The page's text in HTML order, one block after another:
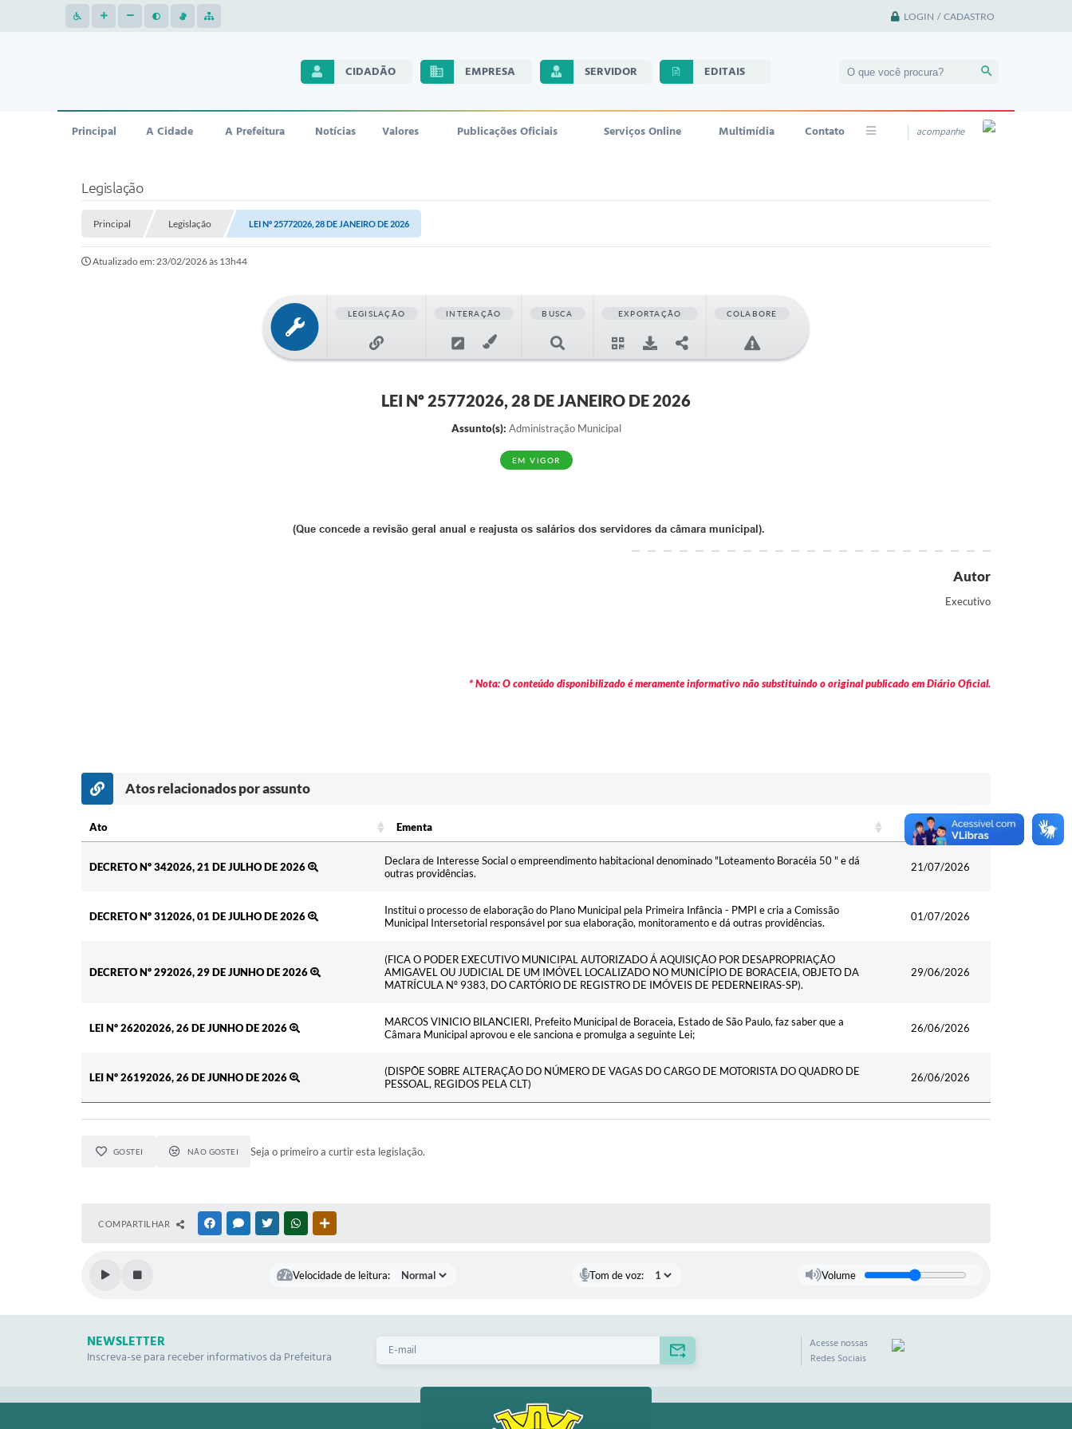
LOGIN / CADASTRO
CIDADÃO EMPRESA SERVIDOR EDITAIS
Principal A Cidade A Prefeitura Notícias Valores Publicações Oficiais Serviços Online Multimídia Contato acompanhe
Legislação
Principal Legislação LEI Nº 25772026, 28 DE JANEIRO DE 2026
Atualizado em: 23/02/2026 às 13h44
LEGISLAÇÃO INTERAÇÃO BUSCA EXPORTAÇÃO COLABORE
LEI Nº 25772026, 28 DE JANEIRO DE 2026
Assunto(s): Administração Municipal
EM VIGOR
(Que concede a revisão geral anual e reajusta os salários dos servidores da câmara municipal).
Autor
Executivo
* Nota: O conteúdo disponibilizado é meramente informativo não substituindo o original publicado em Diário Oficial.
Atos relacionados por assunto
Ato Ementa
Data
Data
DECRETO Nº 342026, 21 DE JULHO DE 2026
Declara de Interesse Social o empreendimento habitacional denominado "Loteamento Boracéia 50 " e dá
outras providências.
21/07/2026
DECRETO Nº 312026, 01 DE JULHO DE 2026
Institui o processo de elaboração do Plano Municipal pela Primeira Infância - PMPI e cria a Comissão
Municipal Intersetorial responsável por sua elaboração, monitoramento e dá outras providências.
01/07/2026
DECRETO Nº 292026, 29 DE JUNHO DE 2026
(FICA O PODER EXECUTIVO MUNICIPAL AUTORIZADO Á AQUISIÇÃO POR DESAPROPRIAÇÃO
AMIGAVEL OU JUDICIAL DE UM IMÓVEL LOCALIZADO NO MUNICÍPIO DE BORACEIA, OBJETO DA
MATRÍCULA Nº 9383, DO CARTÓRIO DE REGISTRO DE IMÓVEIS DE PEDERNEIRAS-SP).
29/06/2026
LEI Nº 26202026, 26 DE JUNHO DE 2026
MARCOS VINICIO BILANCIERI, Prefeito Municipal de Boraceia, Estado de São Paulo, faz saber que a
Câmara Municipal aprovou e ele sanciona e promulga a seguinte Lei;
26/06/2026
LEI Nº 26192026, 26 DE JUNHO DE 2026
(DISPÕE SOBRE ALTERAÇÃO DO NÚMERO DE VAGAS DO CARGO DE MOTORISTA DO QUADRO DE
PESSOAL, REGIDOS PELA CLT)
26/06/2026
GOSTEI NÃO GOSTEI Seja o primeiro a curtir esta legislação.
COMPARTILHAR FACEBOOKMESSENGER
TWITTERWHATSAPP
Velocidade de leitura: Tom de voz: Volume
NEWSLETTER
Inscreva-se para receber informativos da Prefeitura
Acesse nossas
Redes Sociais